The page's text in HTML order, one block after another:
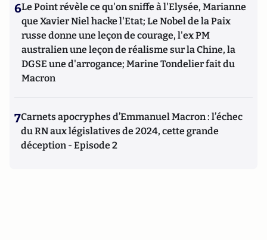
6Le Point révèle ce qu'on sniffe à l'Elysée, Marianne
que Xavier Niel hacke l'Etat; Le Nobel de la Paix
russe donne une leçon de courage, l'ex PM
australien une leçon de réalisme sur la Chine, la
DGSE une d'arrogance; Marine Tondelier fait du
Macron
7Carnets apocryphes d’Emmanuel Macron : l’échec
du RN aux législatives de 2024, cette grande
déception - Episode 2